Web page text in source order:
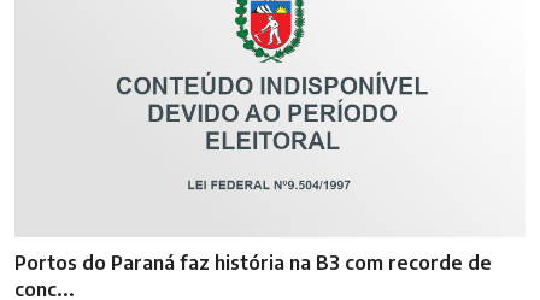
Portos do Paraná faz história na B3 com recorde de
conc...